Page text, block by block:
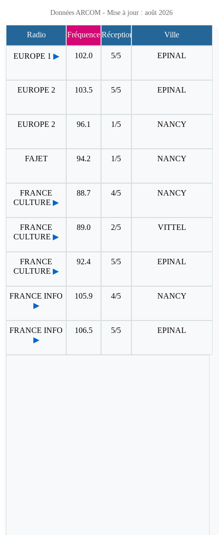
Données ARCOM - Mise à jour : août 2026
Radio FréquenceRéception Ville
EUROPE 1 ▶ 102.0 5/5 EPINAL
EUROPE 2 103.5 5/5 EPINAL
EUROPE 2 96.1 1/5 NANCY
FAJET 94.2 1/5 NANCY
FRANCE
CULTURE ▶
88.7 4/5 NANCY
FRANCE
CULTURE ▶
89.0 2/5 VITTEL
FRANCE
CULTURE ▶
92.4 5/5 EPINAL
FRANCE INFO
▶
105.9 4/5 NANCY
FRANCE INFO
▶
106.5 5/5 EPINAL